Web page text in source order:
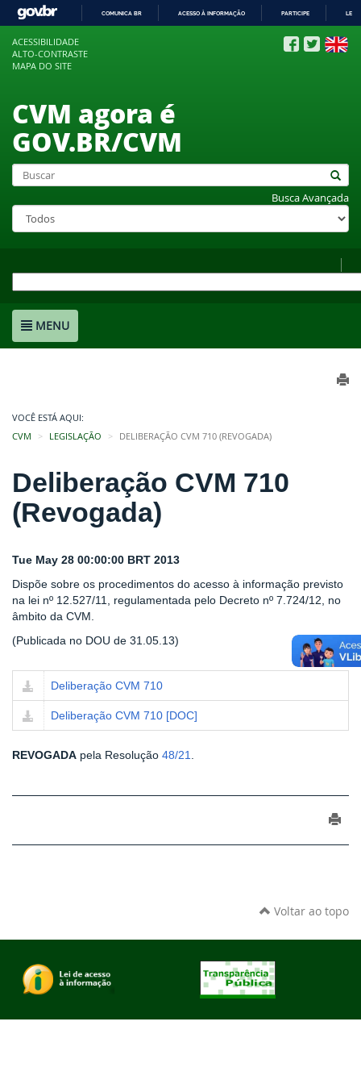
COMUNICA BR ACESSO À INFORMAÇÃO PARTICIPE
ACESSIBILIDADE
ALTO-CONTRASTE
MAPA DO SITE
CVM agora é
GOV.BR/CVM
Busca Avançada
MENU
VOCÊ ESTÁ AQUI:
CVM
LEGISLAÇÃO DELIBERAÇÃO CVM 710 (REVOGADA)
Deliberação CVM 710
(Revogada)
Tue May 28 00:00:00 BRT 2013
Dispõe sobre os procedimentos do acesso à informação previsto
na lei nº 12.527/11, regulamentada pelo Decreto nº 7.724/12, no
âmbito da CVM.
(Publicada no DOU de 31.05.13)
Deliberação CVM 710
Deliberação CVM 710 [DOC]
REVOGADA pela Resolução 48/21
Voltar ao topo